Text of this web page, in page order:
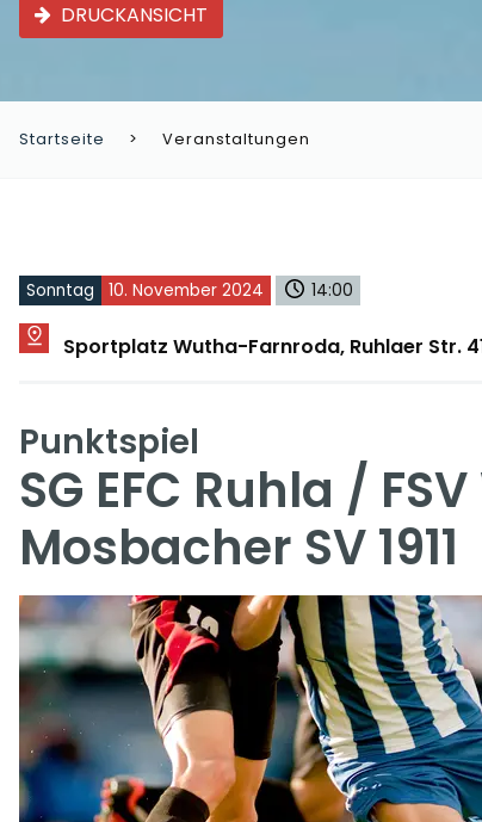
DRUCKANSICHT
Startseite Veranstaltungen
Sonntag 10. November 2024 14:00
Sportplatz Wutha-Farnroda, Ruhlaer Str.
Punktspiel
SG EFC Ruhla /
Mosbacher SV 1911